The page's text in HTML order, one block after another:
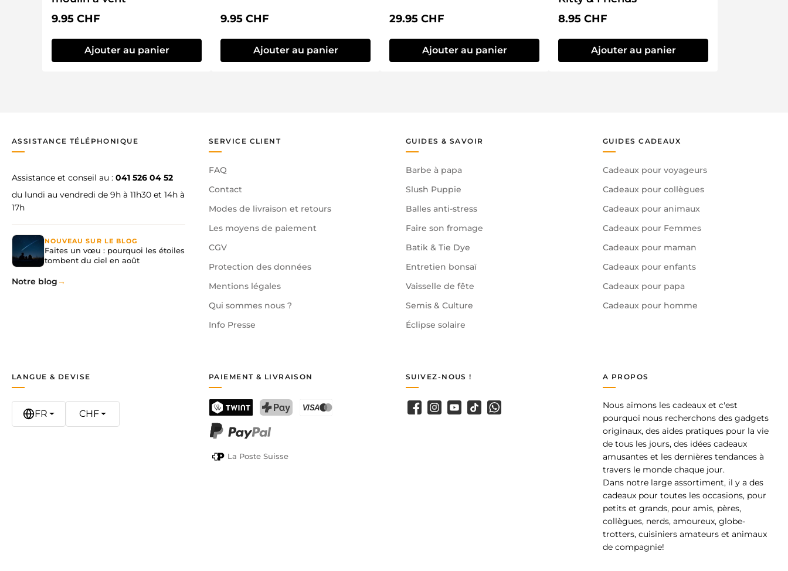
Prix régulier :
9.95 CHF
Ajouter au panier
Prix régulier :
9.95 CHF
Ajouter au panier
Prix régulier :
29.95 CHF
Ajouter au panier
Prix régulier :
8.95 CHF
Ajouter au panier
ASSISTANCE TÉLÉPHONIQUE
Assistance et conseil au : 041 526 04 52
du lundi au vendredi de 9h à 11h30 et 14h à
17h
NOUVEAU SUR LE BLOG
Faites un vœu : pourquoi les étoiles
tombent du ciel en août
Notre blog
SERVICE CLIENT
FAQ
Contact
Modes de livraison et retours
Les moyens de paiement
CGV
Protection des données
Mentions légales
Qui sommes nous ?
Info Presse
GUIDES & SAVOIR
Barbe à papa
Slush Puppie
Balles anti-stress
Faire son fromage
Batik & Tie Dye
Entretien bonsaï
Vaisselle de fête
Semis & Culture
Éclipse solaire
GUIDES CADEAUX
Cadeaux pour voyageurs
Cadeaux pour collègues
Cadeaux pour animaux
Cadeaux pour Femmes
Cadeaux pour maman
Cadeaux pour enfants
Cadeaux pour papa
Cadeaux pour homme
A PROPOS
Nous aimons les cadeaux et c'est
pourquoi nous recherchons des gadgets
originaux, des aides pratiques pour la vie
de tous les jours, des idées cadeaux
amusantes et les dernières tendances à
travers le monde chaque jour.
Dans notre large assortiment, il y a des
cadeaux pour toutes les occasions, pour
petits et grands, pour amis, pères,
collègues, nerds, amoureux, globe-
trotters, cuisiniers amateurs et animaux
de compagnie!
PAIEMENT & LIVRAISON
TWINT
La Poste Suisse
LANGUE & DEVISE
FR CHF
SUIVEZ-NOUS !
Facebook
Instagram
YouTubeTikTokWhatsApp